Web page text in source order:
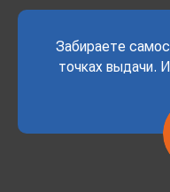
Забираете
точках выдачи.